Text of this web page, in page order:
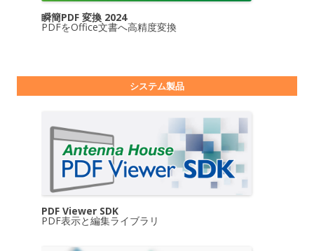
瞬簡PDF 変換 2024
PDFをOffice文書へ高精度変換
システム製品
PDF Viewer SDK
PDF表示と編集ライブラリ